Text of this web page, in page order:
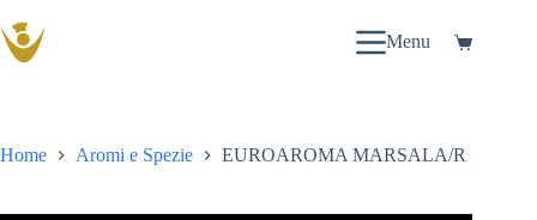
al
contenuto
Menu Carrello
Home Aromi e Spezie EUROAROMA MARSALA/R